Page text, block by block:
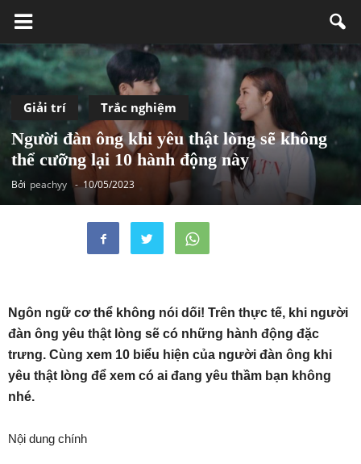
Giải trí Trắc nghiệm
Người đàn ông khi yêu thật lòng sẽ không
thể cưỡng lại 10 hành động này
Bởi peachyy - 10/05/2023
Ngôn ngữ cơ thể không nói dối! Trên thực tế, khi người
đàn ông yêu thật lòng sẽ có những hành động đặc
trưng. Cùng xem 10 biểu hiện của người đàn ông khi
yêu thật lòng để xem có ai đang yêu thầm bạn không
nhé.
Nội dung chính